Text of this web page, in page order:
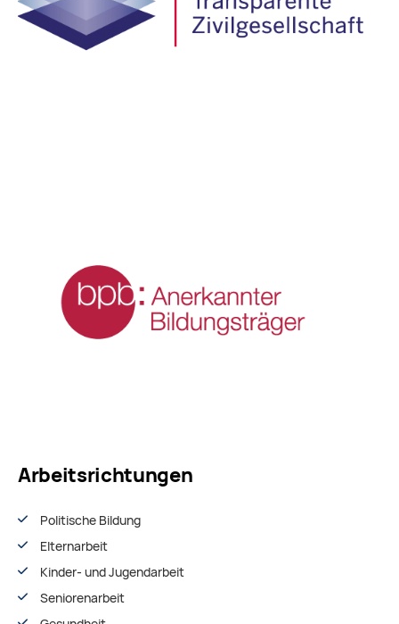
Arbeitsrichtungen
Politische Bildung
Elternarbeit
Kinder- und Jugendarbeit
Seniorenarbeit